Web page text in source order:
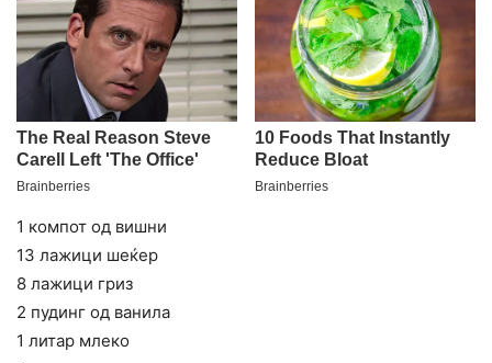
1 компот од вишни
13 лажици шеќер
8 лажици гриз
2 пудинг од ванила
1 литар млеко